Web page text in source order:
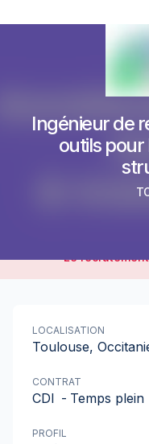
Ingénieur de
outils pour
Le
LOCALISATION
Toulouse,
CONTRAT
CDI - Temps plein
PROFIL